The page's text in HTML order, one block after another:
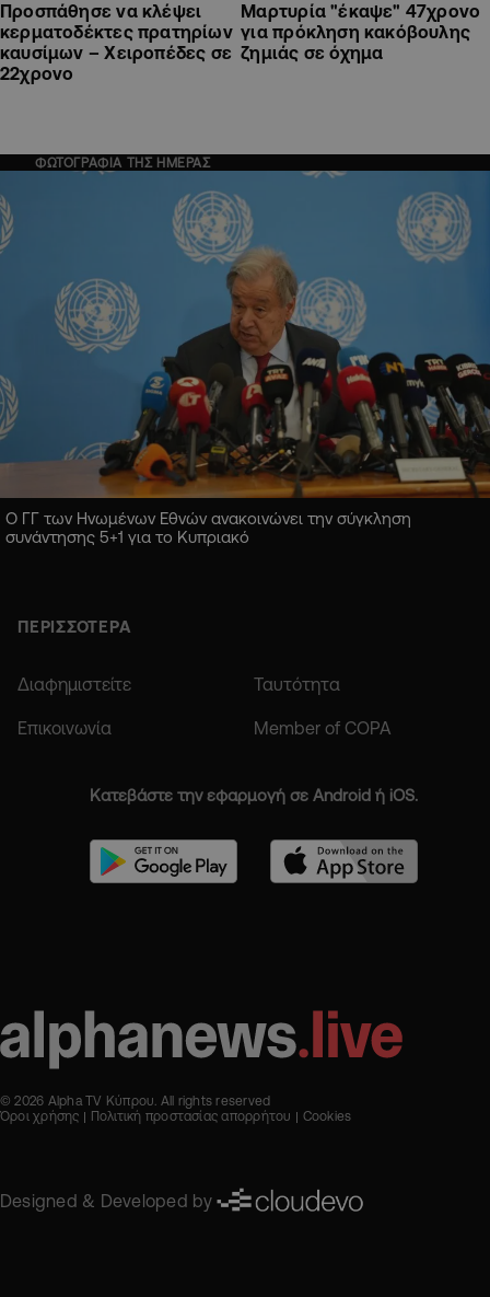
Προσπάθησε να κλέψει
κερματοδέκτες πρατηρίων
καυσίμων – Χειροπέδες σε
22χρονο
Μαρτυρία "έκαψε" 47χρονο
για πρόκληση κακόβουλης
ζημιάς σε όχημα
ΦΩΤΟΓΡΑΦΙΑ ΤΗΣ ΗΜΕΡΑΣ
Ο ΓΓ των Ηνωμένων Εθνών ανακοινώνει την σύγκληση
συνάντησης 5+1 για το Κυπριακό
ΠΕΡΙΣΣΟΤΕΡΑ
Διαφημιστείτε Ταυτότητα
Επικοινωνία Member of COPA
Κατεβάστε την εφαρμογή σε Android ή iOS.
© 2026 Alpha TV Κύπρου. All rights reserved
Όροι χρήσης
Πολιτική προστασίας απορρήτου Cookies
Designed & Developed by